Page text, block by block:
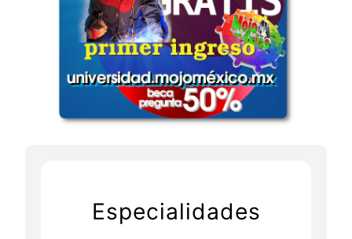
Especialidades